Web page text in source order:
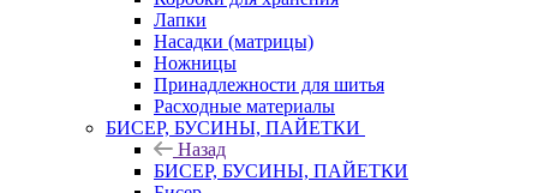
Лапки
Насадки (матрицы)
Ножницы
Принадлежности для шитья
Расходные материалы
БИСЕР, БУСИНЫ, ПАЙЕТКИ
Назад
БИСЕР, БУСИНЫ, ПАЙЕТКИ